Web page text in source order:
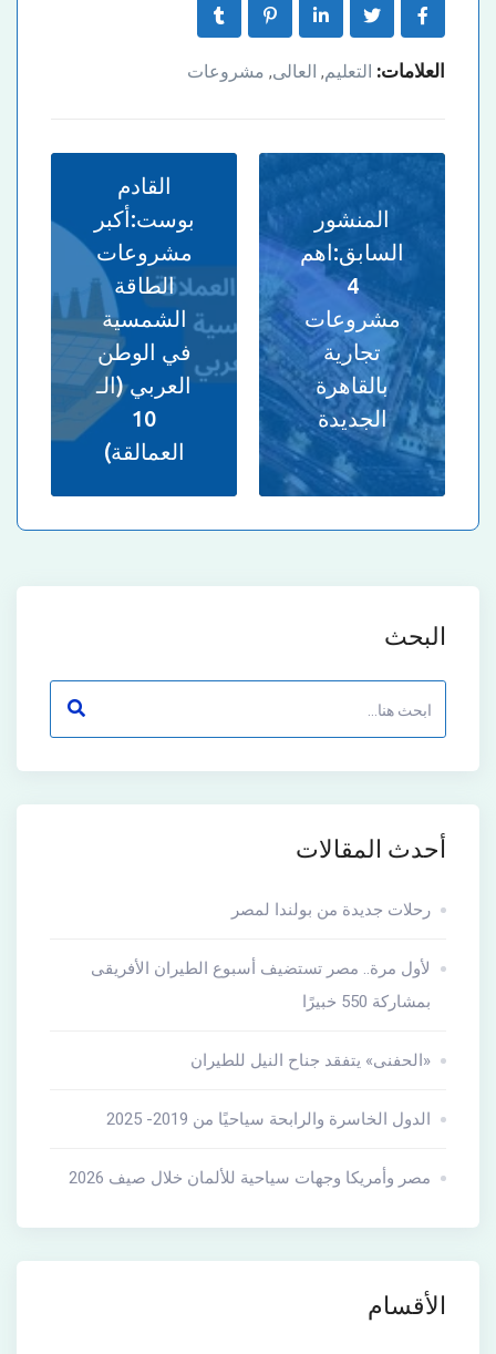
العلامات: التعليم, العالى, مشروعات
المنشور
السابق:اهم
4
مشروعات
تجارية
بالقاهرة
الجديدة
القادم
بوست:أكبر
مشروعات
الطاقة
الشمسية
في الوطن
العربي (الـ
10
العمالقة)
البحث
أحدث المقالات
رحلات جديدة من بولندا لمصر
لأول مرة.. مصر تستضيف أسبوع الطيران الأفريقى
بمشاركة 550 خبيرًا
«الحفنى» يتفقد جناح النيل للطيران
الدول الخاسرة والرابحة سياحيًا من 2019- 2025
مصر وأمريكا وجهات سياحية للألمان خلال صيف 2026
الأقسام